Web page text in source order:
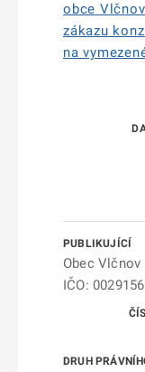
obce
zákazu
na
Obec Vlčnov
IČO: